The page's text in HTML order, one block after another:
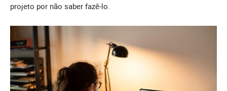
projeto por não saber fazê-lo.